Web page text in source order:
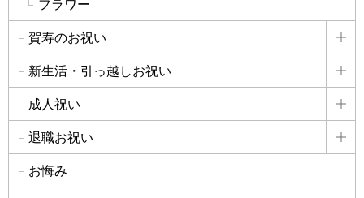
フラワー
賀寿のお祝い
詳
新生活・引っ越しお祝い
詳
成人祝い
詳
退職お祝い
詳
お悔み